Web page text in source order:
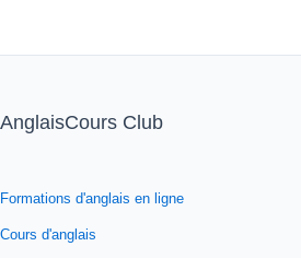
AnglaisCours Club
Formations d'anglais en ligne
Cours d'anglais